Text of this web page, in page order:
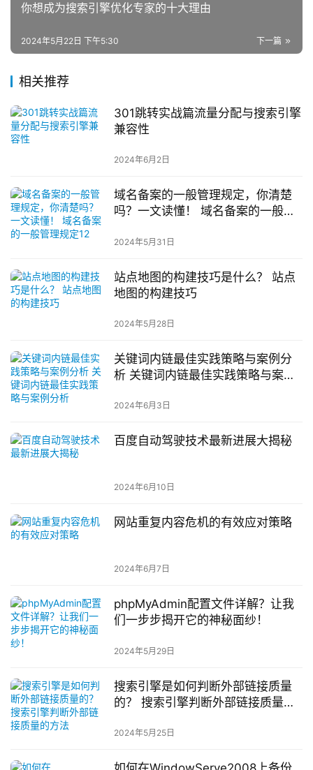
你想成为搜索引擎优化专家的十大理由
下一篇
2024年5月22日 下午5:30
相关推荐
301跳转实战篇流量分配与搜索引擎
兼容性
2024年6月2日
域名备案的一般管理规定，你清楚
吗？一文读懂！ 域名备案的一般管
2024年5月31日
站点地图的构建技巧是什么？ 站点
地图的构建技巧
2024年5月28日
关键词内链最佳实践策略与案例分
析 关键词内链最佳实践策略与案例
2024年6月3日
百度自动驾驶技术最新进展大揭秘
2024年6月10日
网站重复内容危机的有效应对策略
2024年6月7日
phpMyAdmin配置文件详解？让我
们一步步揭开它的神秘面纱！
2024年5月29日
搜索引擎是如何判断外部链接质量
的？ 搜索引擎判断外部链接质量的
2024年5月25日